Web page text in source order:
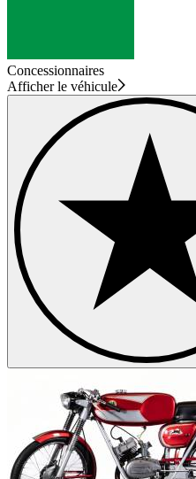
Concessionnaires
Afficher le véhicule